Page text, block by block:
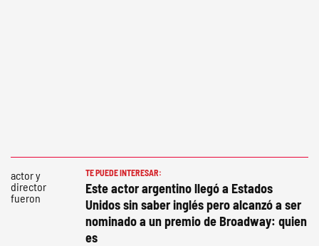
TE PUEDE INTERESAR:
Este actor argentino llegó a Estados
Unidos sin saber inglés pero alcanzó a ser
nominado a un premio de Broadway: quien
es